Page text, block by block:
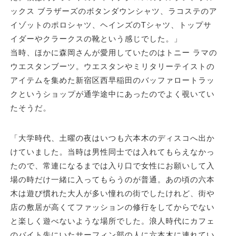
ックス ブラザーズのボタンダウンシャツ、ラコステのア
イゾットのポロシャツ、ヘインズのTシャツ、トップサ
イダーやクラークスの靴という感じでした。」
当時、ほかに森岡さんが愛用していたのはトニー ラマの
ウエスタンブーツ。ウエスタンやミリタリーテイストの
アイテムを集めた新宿区西早稲田のバッファロートラッ
クというショップが通学途中にあったのでよく覗いてい
たそうだ。
「大学時代、土曜の夜はいつも六本木のディスコへ出か
けていました。当時は男性同士では入れてもらえなかっ
たので、常連になるまでは入り口で女性にお願いして入
場の時だけ一緒に入ってもらうのが普通。あの頃の六本
木は遊び慣れた大人が多い憧れの街でしたけれど、街や
店の敷居が高くてファッションの修行をしてからでない
と楽しく遊べないような場所でした。浪人時代にカフェ